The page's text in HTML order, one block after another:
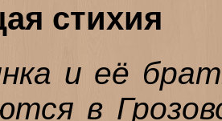
стихия
и её
в